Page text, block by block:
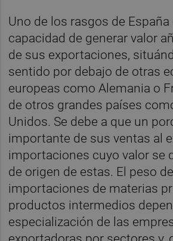
Uno de los rasgos de
capacidad de generar valor
de sus exportaciones,
sentido por debajo de otras
europeas como Alemania o
de otros grandes países
Unidos. Se debe a que un
importante de sus ventas al
importaciones cuyo valor se
de origen de estas. El peso
importaciones de materias
productos intermedios
especialización de las